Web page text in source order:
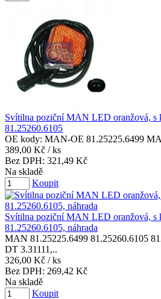
Svítilna poziční MAN LED oranžová, s
81.25260.6105
OE kody: MAN-OE 81.25225.6499
389,00 Kč / ks
Bez DPH: 321,49 Kč
Na skladě
Koupit
Svítilna poziční MAN LED oranžová, s
81.25260.6105, náhrada
MAN 81.25225.6499 81.25260.6105
DT 3.31111,..
326,00 Kč / ks
Bez DPH: 269,42 Kč
Na skladě
Koupit